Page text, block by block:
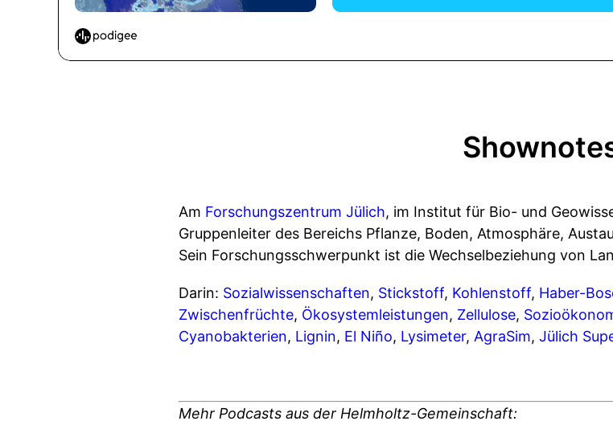
Am Forschungszentrum Jülich, im Institut für Bio- und
Gruppenleiter des Bereichs Pflanze, Boden, Atmosphäre,
Sein Forschungsschwerpunkt ist die Wechselbeziehung von
Darin: Sozialwissenschaften, Stickstoff, Kohlenstoff, Haber-
Zwischenfrüchte, Ökosystemleistungen, Zellulose,
Cyanobakterien, Lignin, El Niño, Lysimeter, AgraSim, Jülich
Mehr Podcasts aus der Helmholtz-Gemeinschaft: